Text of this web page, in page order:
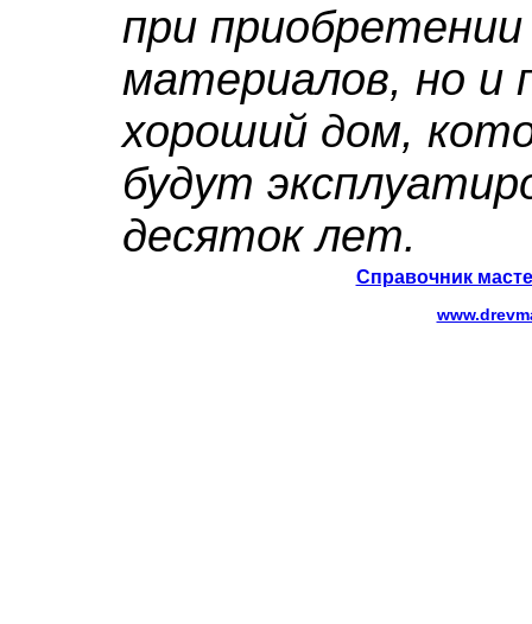
при
материалов, но и
хороший дом,
будут
десяток лет.
Справочник